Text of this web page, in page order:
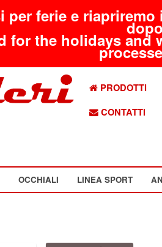
per ferie e
for the holidays
PRODOTTI
CONTATTI
OCCHIALI LINEA SPORT